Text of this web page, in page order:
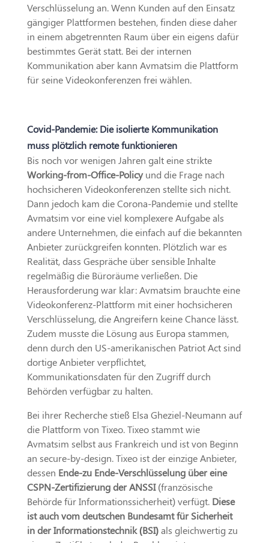
Verschlüsselung an. Wenn Kunden auf den Einsatz
gängiger Plattformen bestehen, finden diese daher
in einem abgetrennten Raum über ein eigens dafür
bestimmtes Gerät statt. Bei der internen
Kommunikation aber kann Avmatsim die Plattform
für seine Videokonferenzen frei wählen.
Covid-Pandemie: Die isolierte Kommunikation
muss plötzlich remote funktionieren
Bis noch vor wenigen Jahren galt eine strikte
Working-from-Office-Policyund die Frage nach
hochsicheren Videokonferenzen stellte sich nicht.
Dann jedoch kam die Corona-Pandemie und stellte
Avmatsim vor eine viel komplexere Aufgabe als
andere Unternehmen, die einfach auf die bekannten
Anbieter zurückgreifen konnten. Plötzlich war es
Realität, dass Gespräche über sensible Inhalte
regelmäßig die Büroräume verließen. Die
Herausforderung war klar: Avmatsim brauchte eine
Videokonferenz-Plattform mit einer hochsicheren
Verschlüsselung, die Angreifern keine Chance lässt.
Zudem musste die Lösung aus Europa stammen,
denn durch den US-amerikanischen Patriot Act sind
dortige Anbieter verpflichtet,
Kommunikationsdaten für den Zugriff durch
Behörden verfügbar zu halten.
Bei ihrer Recherche stieß Elsa Gheziel-Neumann auf
die Plattform von Tixeo. Tixeo stammt wie
Avmatsim selbst aus Frankreich und ist von Beginn
an secure-by-design. Tixeo ist der einzige Anbieter,
dessen Ende-zu Ende-Verschlüsselung über eine
CSPN-Zertifizierung der ANSSI(französische
Behörde für Informationssicherheit) verfügt. Diese
ist auch vom deutschen Bundesamt für Sicherheit
in der Informationstechnik (BSI)als gleichwertig zu